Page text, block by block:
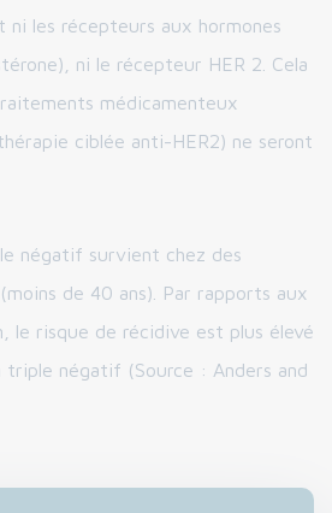
ni les récepteurs aux hormones
ni le récepteur HER 2. Cela
médicamenteux
ciblée anti-HER2) ne seront
négatif survient chez des
de 40 ans). Par rapports aux
le risque de récidive est plus élevé
triple négatif (Source : Anders and